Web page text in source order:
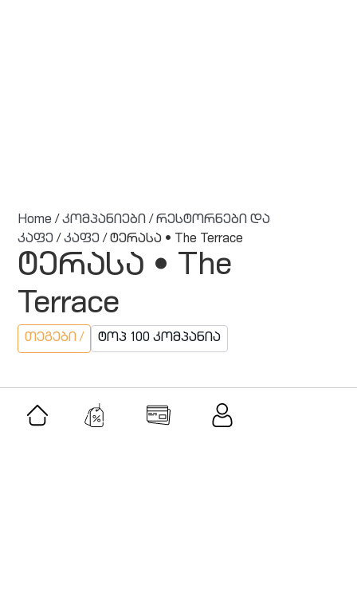
Home /კომპანიები /რესტორნები და
კაფე /კაფე / ტერასა • The Terrace
ტერასა • The
Terrace
თეგები / ტოპ 100 კომპანია
მსგავსი შეთავაზებები